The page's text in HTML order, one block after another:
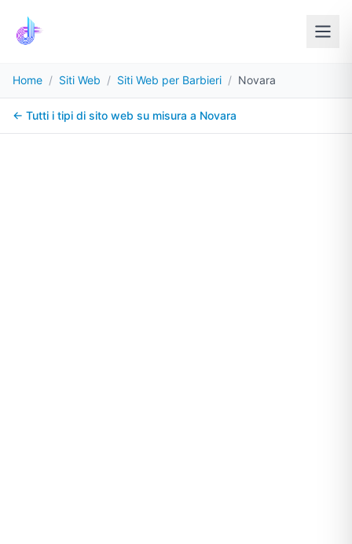
Home / Siti Web / Siti Web per Barbieri / Novara
← Tutti i tipi di sito web su misura a Novara